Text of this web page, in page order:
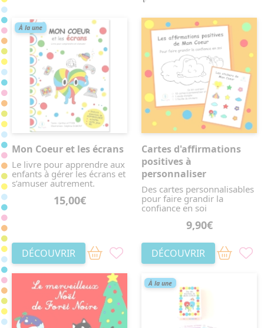
À la une
Mon Coeur et les écrans
Le livre pour apprendre aux
enfants à gérer les écrans et
s’amuser autrement.
15,00€
DÉCOUVRIR
Cartes d'affirmations
positives à
personnaliser
Des cartes personnalisables
pour faire grandir la
confiance en soi
9,90€
DÉCOUVRIR
À la une